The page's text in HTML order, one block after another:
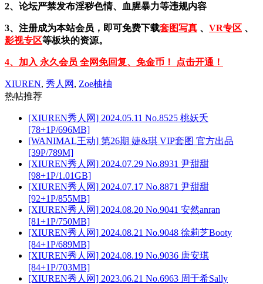
2、论坛严禁发布淫秽色情、血腥暴力等违规内容
3、注册成为本站会员，即可免费下载套图写真 、 VR专区 、
影视专区等板块的资源。
4、加入 永久会员 全网免回复、免金币！ 点击开通！
XIUREN, 秀人网 , Zoe柚柚
热帖推荐
[XIUREN秀人网] 2024.05.11 No.8525 桃妖夭
[78+1P/696MB]
[WANIMAL王动] 第26期 婕&琪 VIP套图 官方出品
[39P/789M]
[XIUREN秀人网] 2024.07.29 No.8931 尹甜甜
[98+1P/1.01GB]
[XIUREN秀人网] 2024.07.17 No.8871 尹甜甜
[92+1P/855MB]
[XIUREN秀人网] 2024.08.20 No.9041 安然anran
[81+1P/750MB]
[XIUREN秀人网] 2024.08.21 No.9048 徐莉芝Booty
[84+1P/689MB]
[XIUREN秀人网] 2024.08.19 No.9036 唐安琪
[84+1P/703MB]
[XIUREN秀人网] 2023.06.21 No.6963 周于希Sally